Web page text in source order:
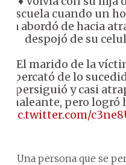
escuela cuando un
la abordó de hacia
despojó de su
♦️El marido de la
percató de lo
persiguió y casi
maleante, pero logró
pic.twitter.com/
Una persona que se